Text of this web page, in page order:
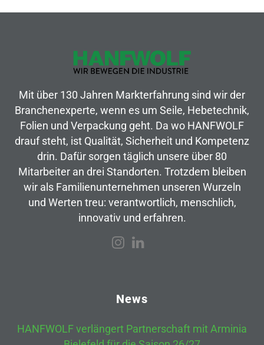
Mit über 130 Jahren Markterfahrung sind wir der
Branchenexperte, wenn es um Seile, Hebetechnik,
Folien und Verpackung geht. Da wo HANFWOLF
drauf steht, ist Qualität, Sicherheit und Kompetenz
drin. Dafür sorgen täglich unsere über 80
Mitarbeiter an drei Standorten. Trotzdem bleiben
wir als Familienunternehmen unseren Wurzeln
und Werten treu: verantwortlich, menschlich,
innovativ und erfahren.
News
HANFWOLF verlängert Partnerschaft mit Arminia